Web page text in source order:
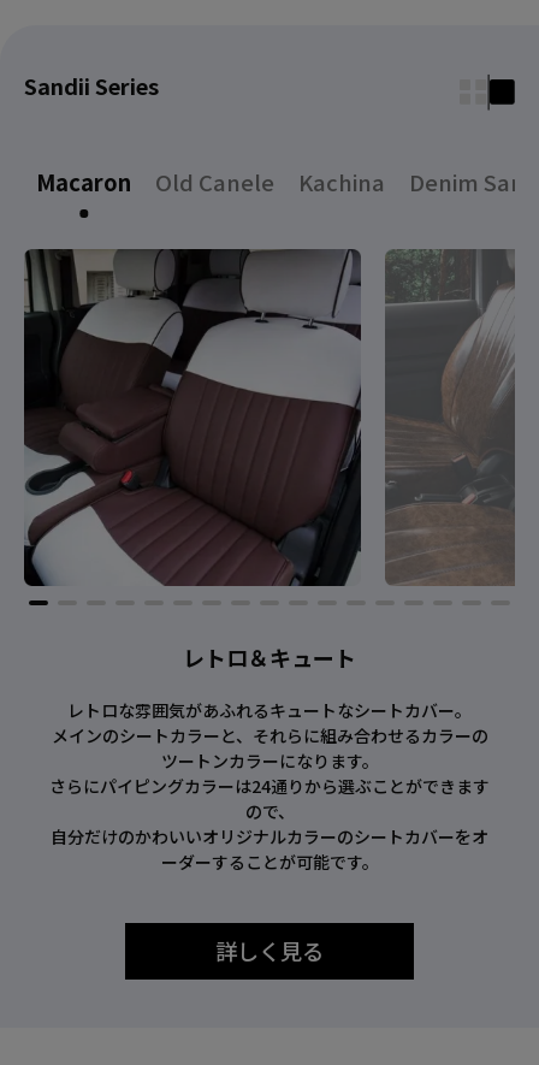
Sandii Series
Macaron Old Canele Kachina Denim Sand
レトロ＆キュート
レトロな雰囲気があふれるキュートなシートカバー。
メインのシートカラーと、それらに組み合わせるカラーの
ツートンカラーになります。
さらにパイピングカラーは24通りから選ぶことができます
ので、
自分だけのかわいいオリジナルカラーのシートカバーをオ
ーダーすることが可能です。
詳しく見る